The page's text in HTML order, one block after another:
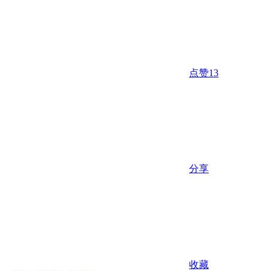
点赞13
分享
收藏